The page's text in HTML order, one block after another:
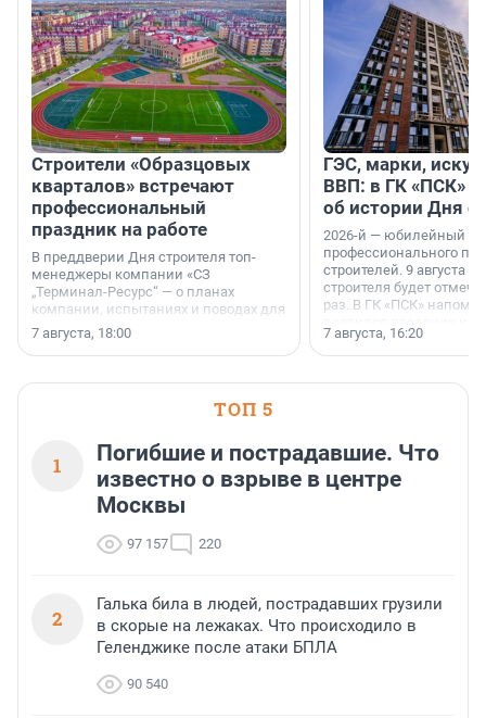
Строители «Образцовых
кварталов» встречают
профессиональный
праздник на работе
В преддверии Дня строителя топ-
менеджеры компании «СЗ
„Терминал-Ресурс“ — о планах
компании, испытаниях и поводах для
осторожного оптимизма.
7 августа, 18:00
ГЭС, марки,
ВВП: в ГК «ПСК»
об истории Дня
2026-й — юбилейный
профессионального
строителей. 9 августа
строителя будет
раз. В ГК «ПСК»
поменялась роль
7 августа, 16:20
ТОП 5
1
Погибшие и пострадавшие. Что
известно о взрыве в центре
Москвы
97 157 220
2
Галька била в людей, пострадавших грузили
в скорые на лежаках. Что происходило в
Геленджике после атаки БПЛА
90 540